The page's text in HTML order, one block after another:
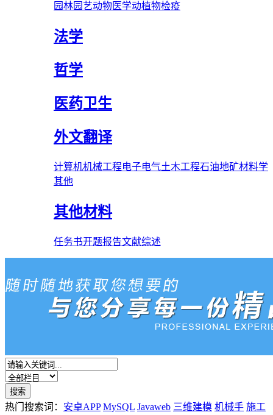
园林园艺动物医学动植物检疫
法学
哲学
医药卫生
外文翻译
计算机机械工程电子电气土木工程石油地矿材料学
其他
其他材料
任务书开题报告文献综述
热门搜索词： 安卓APP MySQL Javaweb 三维建模 机械手 施工